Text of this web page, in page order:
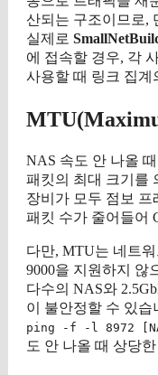
산되는 구조이므로,
실제로
에 접속할 경우, 각
사용할 때 링크 집계
NAS 속도 안 나올
패킷의 최대 크기를
장비가 모두 점보 프
패킷 수가 줄어들어
다만, MTU는 네트
9000을 지원하지 않
다수의 NAS와
이 불안정할 수 있습
ping -f -l 8972
도 안 나올 때 상당